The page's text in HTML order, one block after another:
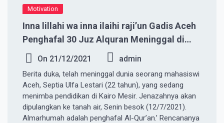
Motivation
Inna lillahi wa inna ilaihi raji’un Gadis Aceh
Penghafal 30 Juz Alquran Meninggal di
Mesir
On 21/12/2021 admin
Berita duka, telah meninggal dunia seorang mahasiswi
Aceh, Septia Ulfa Lestari (22 tahun), yang sedang
menimba pendidikan di Kairo Mesir. Jenazahnya akan
dipulangkan ke tanah air, Senin besok (12/7/2021).
Almarhumah adalah penghafal Al-Qur’an.’ Rencananya